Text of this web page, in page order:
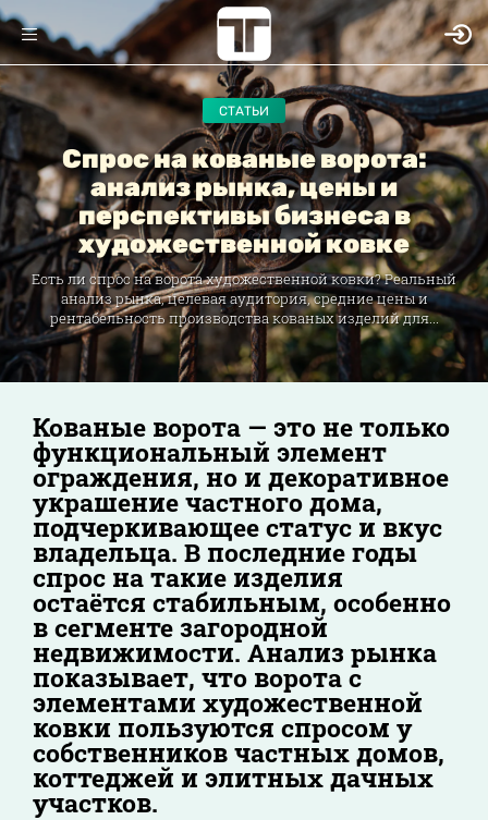
СТАТЬИ
Спрос на кованые ворота:
анализ рынка, цены и
перспективы бизнеса в
художественной ковке
Есть ли спрос на ворота художественной ковки? Реальный
анализ рынка, целевая аудитория, средние цены и
рентабельность производства кованых изделий для...
Кованые ворота — это не только
функциональный элемент
ограждения, но и декоративное
украшение частного дома,
подчеркивающее статус и вкус
владельца. В последние годы
спрос на такие изделия
остаётся стабильным, особенно
в сегменте загородной
недвижимости. Анализ рынка
показывает, что ворота с
элементами художественной
ковки пользуются спросом у
собственников частных домов,
коттеджей и элитных дачных
участков.